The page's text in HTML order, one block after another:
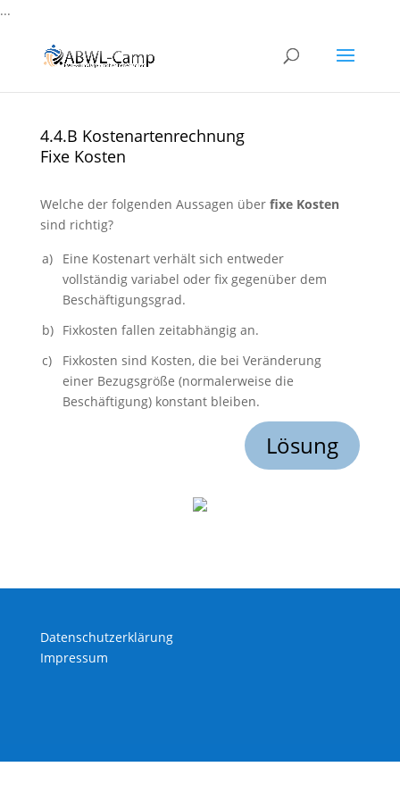
...
4.4.B Kostenartenrechnung
Fixe Kosten
Welche der folgenden Aussagen über fixe Kosten
sind richtig?
a)
Eine Kostenart verhält sich entweder
vollständig variabel oder fix gegenüber dem
Beschäftigungsgrad.
b) Fixkosten fallen zeitabhängig an.
c)
Fixkosten sind Kosten, die bei Veränderung
einer Bezugsgröße (normalerweise die
Beschäftigung) konstant bleiben.
Lösung
Datenschutzerklärung
Impressum